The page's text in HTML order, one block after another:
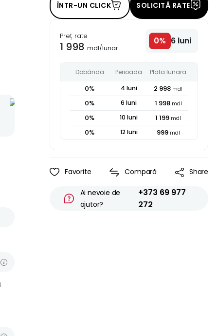
ÎNTR-UN CLICK SOLICITĂ RATE
Preț rate
1 998 mdl/lunar
0% 6 luni
Dobândă Perioada Plata lunară
0% 4 luni 2 998 mdl
0% 6 luni 1 998 mdl
0% 10 luni 1 199 mdl
0% 12luni 999 mdl
Favorite Compară Share
Ai nevoie de
ajutor?
+373 69 977
272